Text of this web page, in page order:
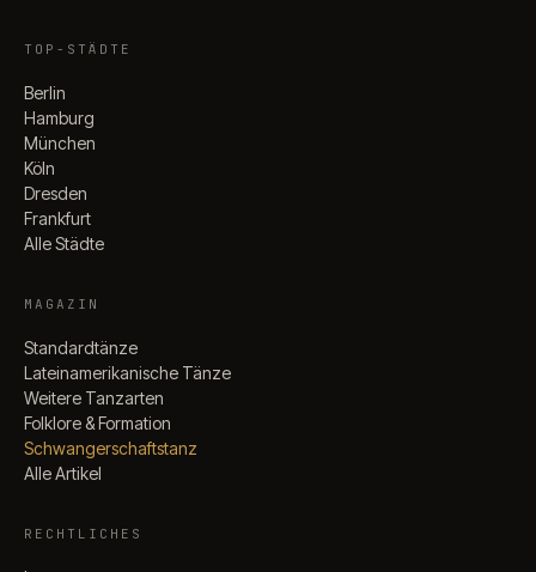
TOP-STÄDTE
Berlin
Hamburg
München
Köln
Dresden
Frankfurt
Alle Städte
MAGAZIN
Standardtänze
Lateinamerikanische Tänze
Weitere Tanzarten
Folklore & Formation
Schwangerschaftstanz
Alle Artikel
RECHTLICHES